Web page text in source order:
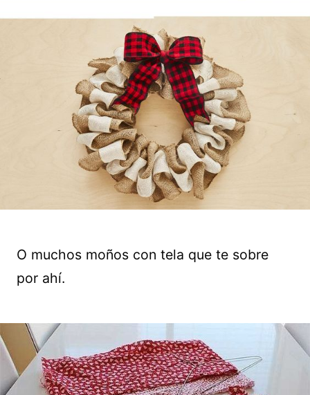
O muchos moños con tela que te sobre
por ahí.